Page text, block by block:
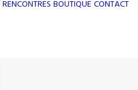
RENCONTRES BOUTIQUE CONTACT